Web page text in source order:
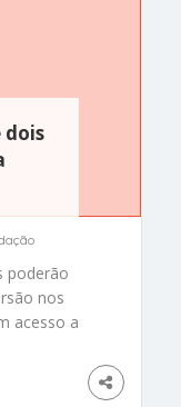
dois
poderão
nos
acesso a
como
está